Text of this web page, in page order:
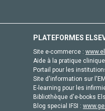
PLATEFORMES
Site e-commerce :
Aide à la pratique
Portail pour les
Site d'information sur
E-learning pour les
Bibliothèque d'e-books
Blog special IFSI :